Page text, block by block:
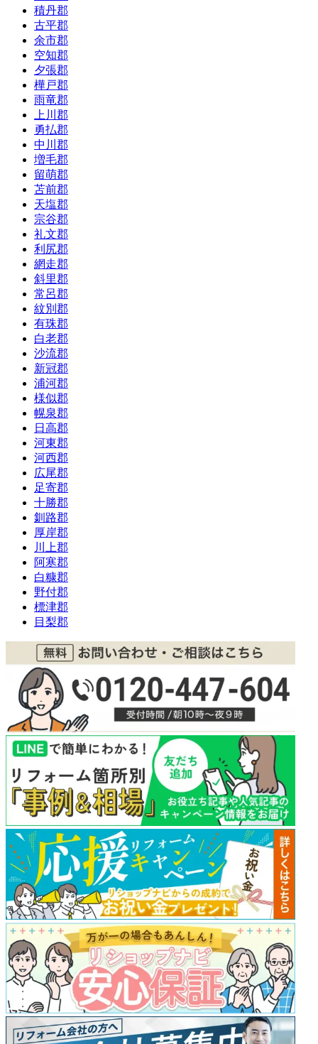
積丹郡
古平郡
余市郡
空知郡
夕張郡
樺戸郡
雨竜郡
上川郡
勇払郡
中川郡
増毛郡
留萌郡
苫前郡
天塩郡
宗谷郡
礼文郡
利尻郡
網走郡
斜里郡
常呂郡
紋別郡
有珠郡
白老郡
沙流郡
新冠郡
浦河郡
様似郡
幌泉郡
日高郡
河東郡
河西郡
広尾郡
足寄郡
十勝郡
釧路郡
厚岸郡
川上郡
阿寒郡
白糠郡
野付郡
標津郡
目梨郡